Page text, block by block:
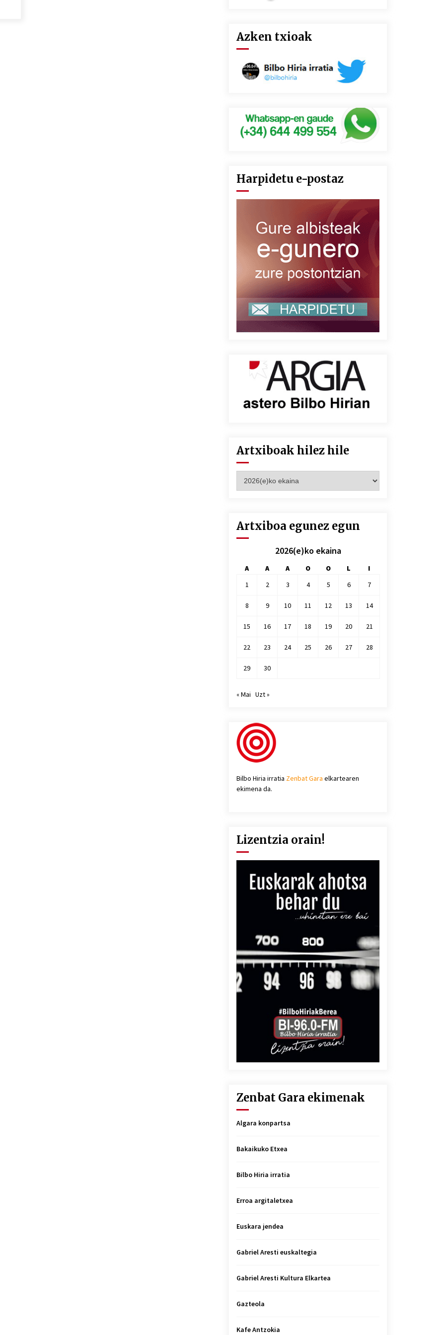
Azken txioak
Harpidetu e-postaz
Artxiboak hilez hile
hilez
Artxiboa egunez egun
2026(e)ko ekaina
A A A O O L
I
1
2 3 4 5 6 7
8 9 10 11 12 13 14
15 16 17 18 19 20 21
22 23 24 25 26 27 28
29 30
« Mai Uzt »
Bilbo Hiria irratia Zenbat Gara elkartearen
ekimena da.
Lizentzia orain!
Zenbat Gara ekimenak
Algara konpartsa
Bakaikuko Etxea
Bilbo Hiria irratia
Erroa argitaletxea
Euskara jendea
Gabriel Aresti euskaltegia
Gabriel Aresti Kultura Elkartea
Gazteola
Kafe Antzokia